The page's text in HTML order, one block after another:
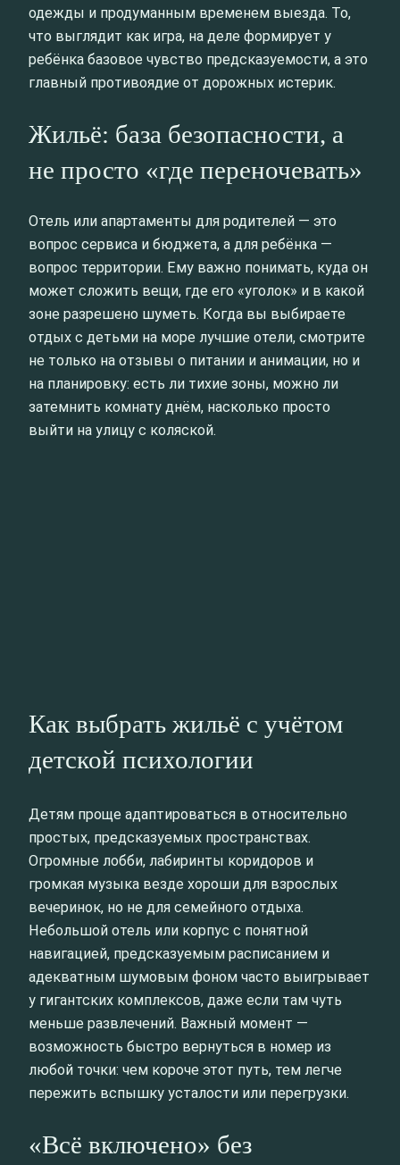
одежды и продуманным временем выезда. То,
что выглядит как игра, на деле формирует у
ребёнка базовое чувство предсказуемости, а это
главный противоядие от дорожных истерик.
Жильё: база безопасности, а
не просто «где переночевать»
Отель или апартаменты для родителей — это
вопрос сервиса и бюджета, а для ребёнка —
вопрос территории. Ему важно понимать, куда он
может сложить вещи, где его «уголок» и в какой
зоне разрешено шуметь. Когда вы выбираете
отдых с детьми на море лучшие отели, смотрите
не только на отзывы о питании и анимации, но и
на планировку: есть ли тихие зоны, можно ли
затемнить комнату днём, насколько просто
выйти на улицу с коляской.
Как выбрать жильё с учётом
детской психологии
Детям проще адаптироваться в относительно
простых, предсказуемых пространствах.
Огромные лобби, лабиринты коридоров и
громкая музыка везде хороши для взрослых
вечеринок, но не для семейного отдыха.
Небольшой отель или корпус с понятной
навигацией, предсказуемым расписанием и
адекватным шумовым фоном часто выигрывает
у гигантских комплексов, даже если там чуть
меньше развлечений. Важный момент —
возможность быстро вернуться в номер из
любой точки: чем короче этот путь, тем легче
пережить вспышку усталости или перегрузки.
«Всё включено» без